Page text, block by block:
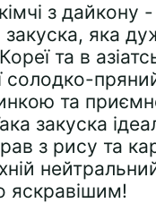
з дайкону -
яка
та в
солодко-
та
закуска
з рису та
яскравішим!